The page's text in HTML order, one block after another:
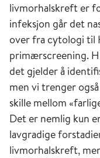
livmorhalskreft er
infeksjon går det
over fra cytologi til
primærscreening.
det gjelder å
men vi trenger
skille mellom
Det er nemlig kun
lavgradige
livmorhalskreft,